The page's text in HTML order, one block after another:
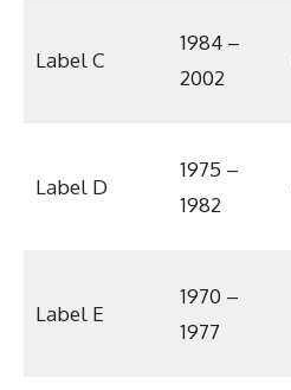
Label C
1984 –
2002
Label D
1975 –
1982
Label E
1970 –
1977